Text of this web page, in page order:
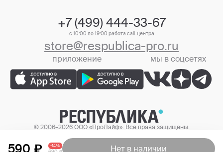
590 -14% Нет в наличии
+7 (499) 444-33-67
с 10:00 до 19:00 работа call-центра
store@respublica-pro.ru
приложение мы в соцсетях
© 2006–2026 ООО «ПроЛайф». Все права защищены.